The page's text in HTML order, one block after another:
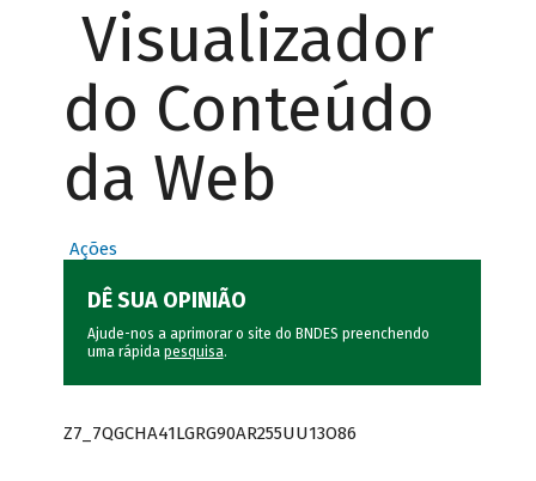
Visualizador
do Conteúdo
da Web
Ações
DÊ SUA OPINIÃO
Ajude-nos a aprimorar o site do BNDES preenchendo
uma rápida pesquisa.
Z7_7QGCHA41LGRG90AR255UU13O86